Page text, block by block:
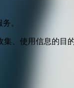
。
、使用信息的目